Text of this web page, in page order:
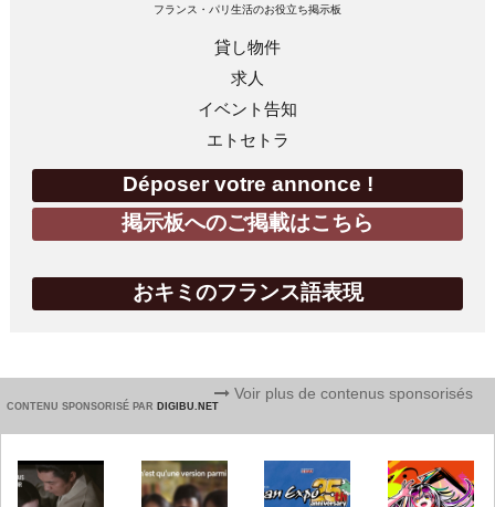
フランス・パリ生活のお役立ち掲示板
貸し物件
求人
イベント告知
エトセトラ
Déposer votre annonce !
掲示板へのご掲載はこちら
おキミのフランス語表現
CONTENU SPONSORISÉ PAR DIGIBU.NET
Voir plus de contenus sponsorisés